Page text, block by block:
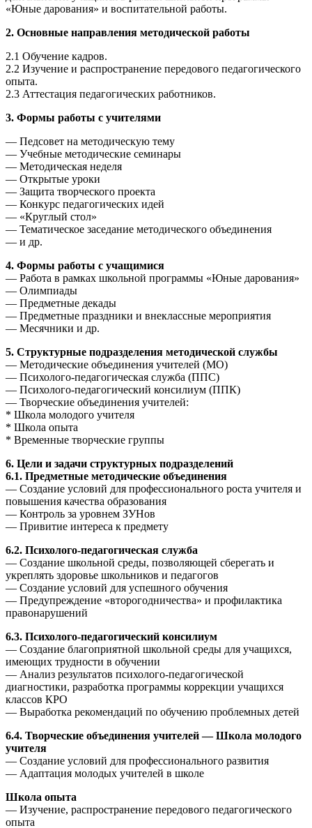
«Юные дарования» и воспитательной работы.
2. Основные направления методической работы
2.1 Обучение кадров.
2.2 Изучение и распространение передового педагогического
опыта.
2.3 Аттестация педагогических работников.
3. Формы работы с учителями
— Педсовет на методическую тему
— Учебные методические семинары
— Методическая неделя
— Открытые уроки
— Защита творческого проекта
— Конкурс педагогических идей
— «Круглый стол»
— Тематическое заседание методического объединения
— и др.
4. Формы работы с учащимися
— Работа в рамках школьной программы «Юные дарования»
— Олимпиады
— Предметные декады
— Предметные праздники и внеклассные мероприятия
— Месячники и др.
5. Структурные подразделения методической службы
— Методические объединения учителей (МО)
— Психолого-педагогическая служба (ППС)
— Психолого-педагогический консилиум (ППК)
— Творческие объединения учителей:
* Школа молодого учителя
* Школа опыта
* Временные творческие группы
6. Цели и задачи структурных подразделений
6.1. Предметные методические объединения
— Создание условий для профессионального роста учителя и
повышения качества образования
— Контроль за уровнем ЗУНов
— Привитие интереса к предмету
6.2. Психолого-педагогическая служба
— Создание школьной среды, позволяющей сберегать и
укреплять здоровье школьников и педагогов
— Создание условий для успешного обучения
— Предупреждение «второгодничества» и профилактика
правонарушений
6.3. Психолого-педагогический консилиум
— Создание благоприятной школьной среды для учащихся,
имеющих трудности в обучении
— Анализ результатов психолого-педагогической
диагностики, разработка программы коррекции учащихся
классов КРО
— Выработка рекомендаций по обучению проблемных детей
6.4. Творческие объединения учителей — Школа молодого
учителя
— Создание условий для профессионального развития
— Адаптация молодых учителей в школе
Школа опыта
— Изучение, распространение передового педагогического
опыта